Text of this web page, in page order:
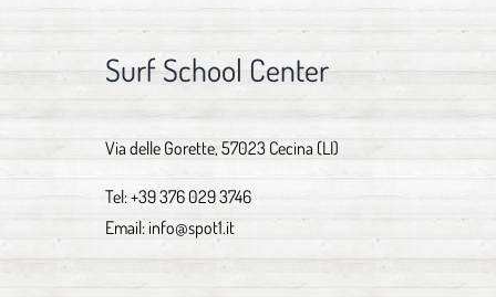
Surf School Center
Via delle Gorette, 57023 Cecina (LI)
Tel:+39 376 029 3746
Email: info@spot1.it